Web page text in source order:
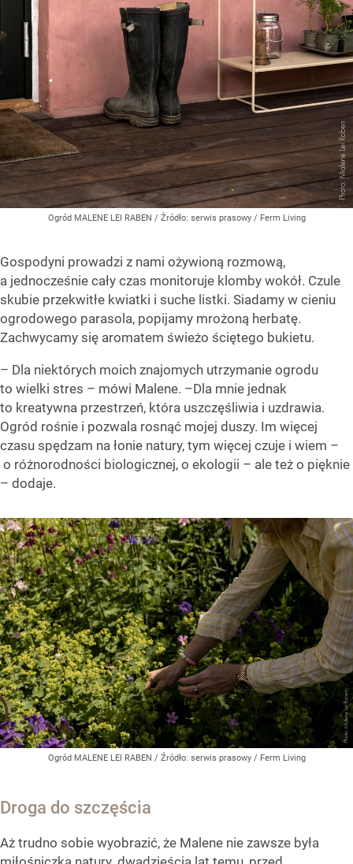
Ogród MALENE LEI RABEN / Źródło: serwis prasowy / Ferm Living
Gospodyni prowadzi z nami ożywioną rozmową,
a jednocześnie cały czas monitoruje klomby wokół. Czule
skubie przekwitłe kwiatki i suche listki. Siadamy w cieniu
ogrodowego parasola, popijamy mrożoną herbatę.
Zachwycamy się aromatem świeżo ściętego bukietu.
– Dla niektórych moich znajomych utrzymanie ogrodu
to wielki stres – mówi Malene. –Dla mnie jednak
to kreatywna przestrzeń, która uszczęśliwia i uzdrawia.
Ogród rośnie i pozwala rosnąć mojej duszy. Im więcej
czasu spędzam na łonie natury, tym więcej czuje i wiem –
o różnorodności biologicznej, o ekologii – ale też o pięknie
– dodaje.
Ogród MALENE LEI RABEN / Źródło: serwis prasowy / Ferm Living
Droga do szczęścia
Aż trudno sobie wyobrazić, że Malene nie zawsze była